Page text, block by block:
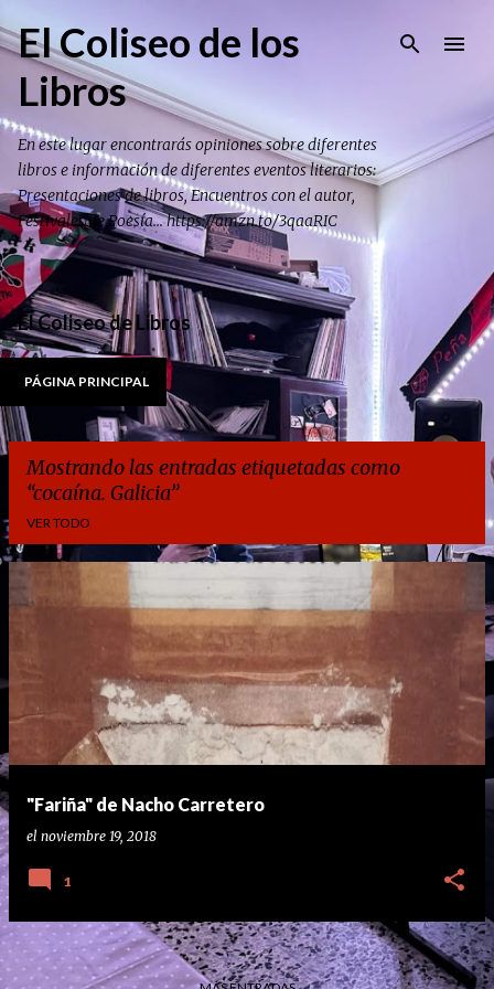
Ir al contenido principal
El Coliseo de los
Libros
En este lugar encontrarás opiniones sobre diferentes
libros e información de diferentes eventos literarios:
Presentaciones de libros, Encuentros con el autor,
Festivales de Poesía... https://amzn.to/3qaaRIC
El Coliseo de Libros
PÁGINA PRINCIPAL
Mostrando las entradas etiquetadas como
cocaína. Galicia
VER TODO
E
r
a
d
a
s
"Fariña" de Nacho Carretero
el noviembre 19, 2018
1